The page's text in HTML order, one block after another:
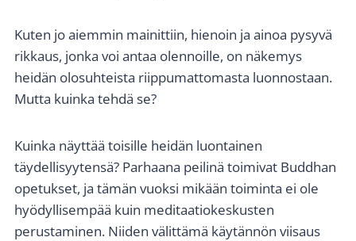
Kuten jo aiemmin mainittiin, hienoin ja ainoa pysyvä
rikkaus, jonka voi antaa olennoille, on näkemys
heidän olosuhteista riippumattomasta luonnostaan.
Mutta kuinka tehdä se?
Kuinka näyttää toisille heidän luontainen
täydellisyytensä? Parhaana peilinä toimivat Buddhan
opetukset, ja tämän vuoksi mikään toiminta ei ole
hyödyllisempää kuin meditaatiokeskusten
perustaminen. Niiden välittämä käytännön viisaus